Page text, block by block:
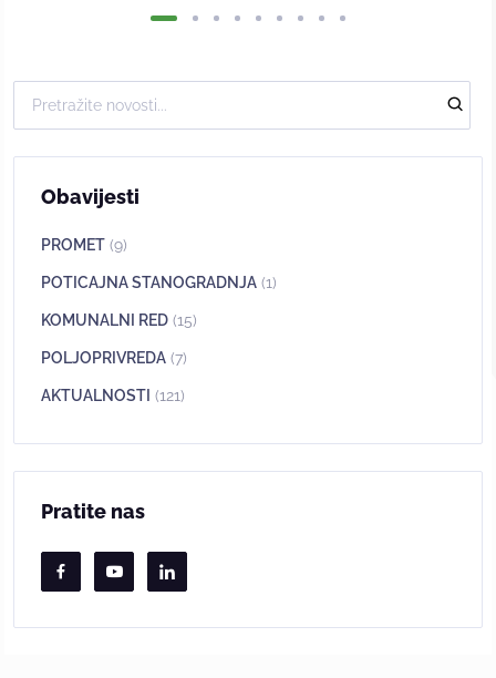
Obavijesti
PROMET (9)
POTICAJNA STANOGRADNJA (1)
KOMUNALNI RED (15)
POLJOPRIVREDA (7)
AKTUALNOSTI (121)
Pratite nas